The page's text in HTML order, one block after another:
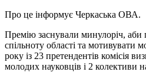
Про це інформує Черкаська ОВА.
Премію заснували минулоріч, аби
спільноту області та мотивувати
року із 23 претендентів комісія
молодих науковців і 2 колективи